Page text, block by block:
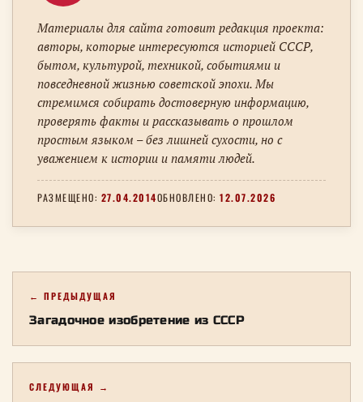
Материалы для сайта готовит редакция проекта:
авторы, которые интересуются историей СССР,
бытом, культурой, техникой, событиями и
повседневной жизнью советской эпохи. Мы
стремимся собирать достоверную информацию,
проверять факты и рассказывать о прошлом
простым языком – без лишней сухости, но с
уважением к истории и памяти людей.
РАЗМЕЩЕНО: 27.04.2014ОБНОВЛЕНО: 12.07.2026
← ПРЕДЫДУЩАЯ
Загадочное изобретение из СССР
СЛЕДУЮЩАЯ →